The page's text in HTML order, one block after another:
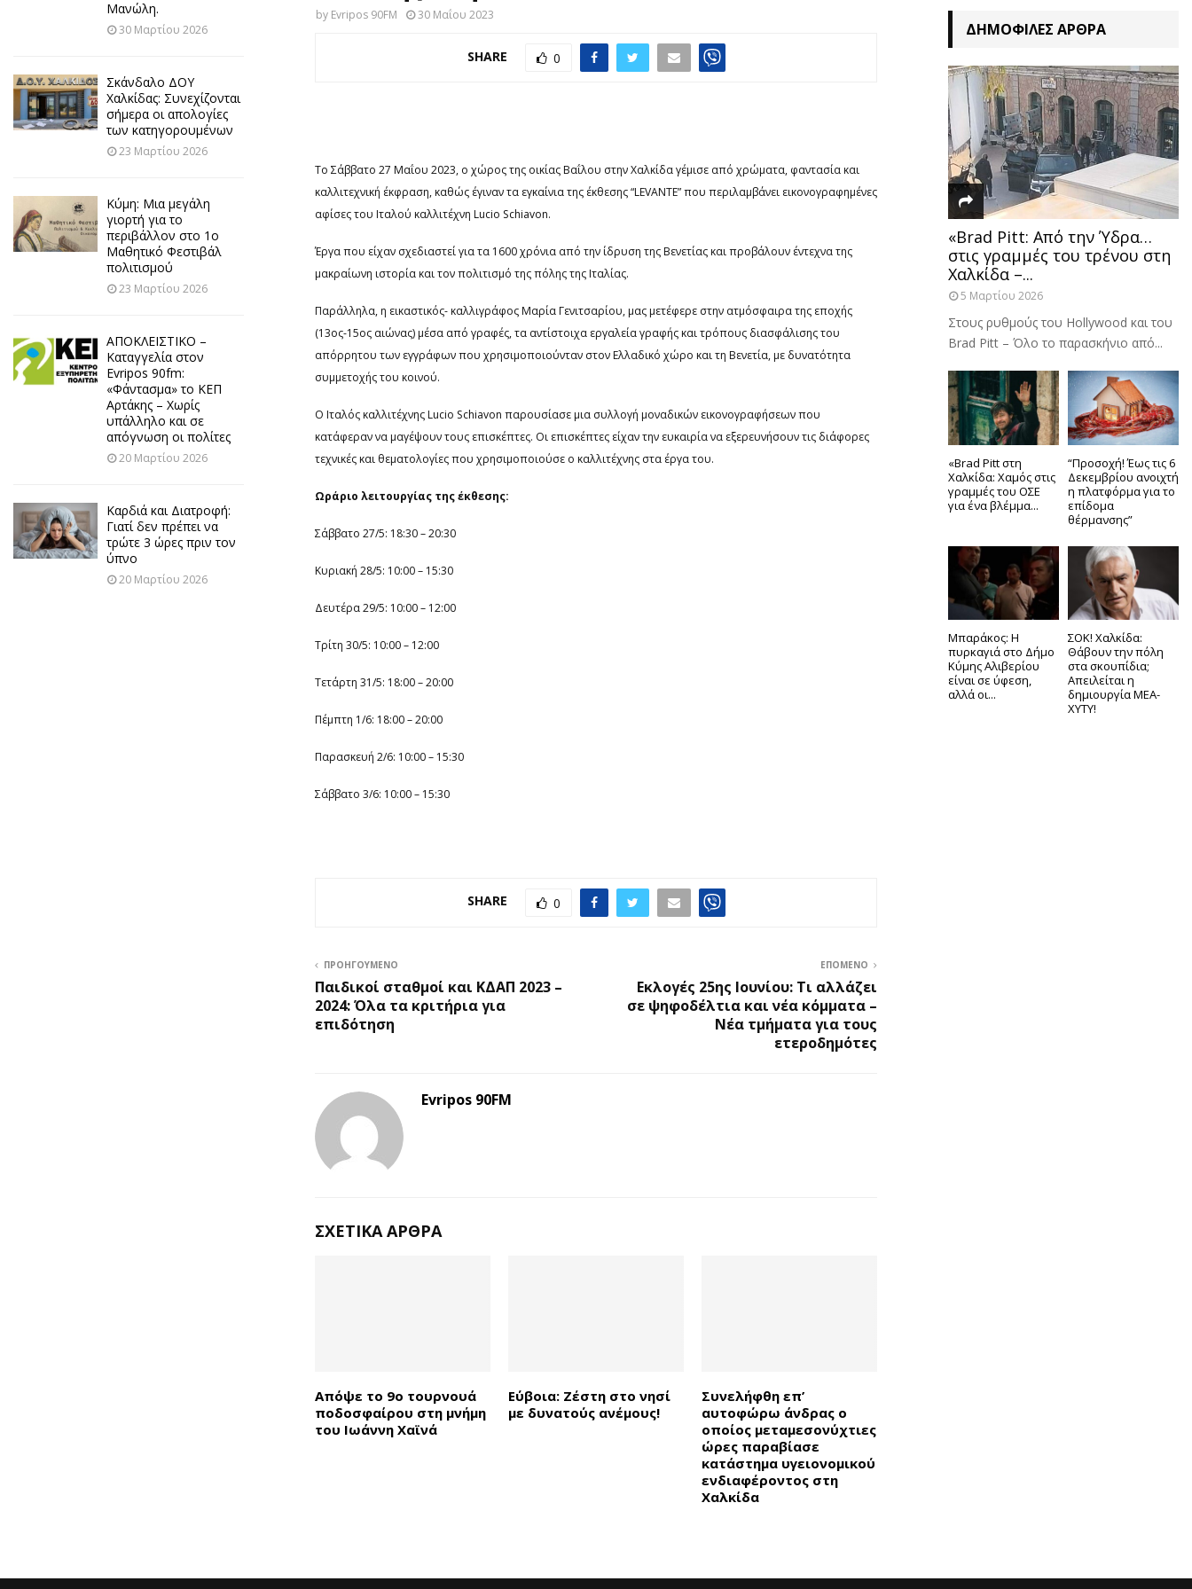
by Evripos 90FM 30 Μαΐου 2023
SHARE 0
Το Σάββατο 27 Μαΐου 2023, ο χώρος της οικίας Βαΐλου στην Χαλκίδα γέμισε από χρώματα, φαντασία και
καλλιτεχνική έκφραση, καθώς έγιναν τα εγκαίνια της έκθεσης “LEVANTE” που περιλαμβάνει εικονογραφημένες
αφίσες του Ιταλού καλλιτέχνη Lucio Schiavon.
Έργα που είχαν σχεδιαστεί για τα 1600 χρόνια από την ίδρυση της Βενετίας και προβάλουν έντεχνα της
μακραίωνη ιστορία και τον πολιτισμό της πόλης της Ιταλίας.
Παράλληλα, η εικαστικός- καλλιγράφος Μαρία Γενιτσαρίου, μας μετέφερε στην ατμόσφαιρα της εποχής
(13ος-15ος αιώνας) μέσα από γραφές, τα αντίστοιχα εργαλεία γραφής και τρόπους διασφάλισης του
απόρρητου των εγγράφων που χρησιμοποιούνταν στον Ελλαδικό χώρο και τη Βενετία, με δυνατότητα
συμμετοχής του κοινού.
Ο Ιταλός καλλιτέχνης Lucio Schiavon παρουσίασε μια συλλογή μοναδικών εικονογραφήσεων που
κατάφεραν να μαγέψουν τους επισκέπτες. Οι επισκέπτες είχαν την ευκαιρία να εξερευνήσουν τις διάφορες
τεχνικές και θεματολογίες που χρησιμοποιούσε ο καλλιτέχνης στα έργα του.
Ωράριο λειτουργίας της έκθεσης:
Σάββατο 27/5: 18:30 – 20:30
Κυριακή 28/5: 10:00 – 15:30
Δευτέρα 29/5: 10:00 – 12:00
Τρίτη 30/5: 10:00 – 12:00
Τετάρτη 31/5: 18:00 – 20:00
Πέμπτη 1/6: 18:00 – 20:00
Παρασκευή 2/6: 10:00 – 15:30
Σάββατο 3/6: 10:00 – 15:30
SHARE 0
ΠΡΟΗΓΟΎΜΕΝΟ
Παιδικοί σταθμοί και ΚΔΑΠ 2023 –
2024: Όλα τα κριτήρια για
επιδότηση
ΕΠΌΜΕΝΟ
Εκλογές 25ης Ιουνίου: Τι αλλάζει
σε ψηφοδέλτια και νέα κόμματα –
Νέα τμήματα για τους
ετεροδημότες
Evripos 90FM
ΣΧΕΤΙΚΆ ΆΡΘΡΑ
Απόψε το 9ο τουρνουά
ποδοσφαίρου στη μνήμη
του Ιωάννη Χαϊνά
Εύβοια: Ζέστη στο νησί
με δυνατούς ανέμους!
Συνελήφθη επ’
αυτοφώρω άνδρας ο
οποίος μεταμεσονύχτιες
ώρες παραβίασε
κατάστημα υγειονομικού
ενδιαφέροντος στη
Χαλκίδα
Μανώλη.
30 Μαρτίου 2026
Σκάνδαλο ΔΟΥ
Χαλκίδας: Συνεχίζονται
σήμερα οι απολογίες
των κατηγορουμένων
23 Μαρτίου 2026
Κύμη: Μια μεγάλη
γιορτή για το
περιβάλλον στο 1ο
Μαθητικό Φεστιβάλ
πολιτισμού
23 Μαρτίου 2026
ΑΠΟΚΛΕΙΣΤΙΚΟ –
Καταγγελία στον
Evripos 90fm:
«Φάντασμα» το ΚΕΠ
Αρτάκης – Χωρίς
υπάλληλο και σε
απόγνωση οι πολίτες
20 Μαρτίου 2026
Καρδιά και Διατροφή:
Γιατί δεν πρέπει να
τρώτε 3 ώρες πριν τον
ύπνο
20 Μαρτίου 2026
ΔΗΜΟΦΙΛΈΣ ΆΡΘΡΑ
«Brad Pitt: Από την Ύδρα…
στις γραμμές του τρένου στη
Χαλκίδα –...
5 Μαρτίου 2026
Στους ρυθμούς του Hollywood και του
Brad Pitt – Όλο το παρασκήνιο από...
«Brad Pitt στη
Χαλκίδα: Χαμός στις
γραμμές του ΟΣΕ
για ένα βλέμμα...
“Προσοχή! Έως τις 6
Δεκεμβρίου ανοιχτή
η πλατφόρμα για το
επίδομα
θέρμανσης”
Μπαράκος: Η
πυρκαγιά στο Δήμο
Κύμης Αλιβερίου
είναι σε ύφεση,
αλλά οι...
ΣΟΚ! Χαλκίδα:
Θάβουν την πόλη
στα σκουπίδια;
Απειλείται η
δημιουργία ΜΕΑ-
ΧΥΤΥ!